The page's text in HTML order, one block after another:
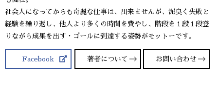
社会人になってからも奇麗な仕事は、出来ませんが、泥臭く失敗と
経験を繰り返し、他人より多くの時間を費やし、階段を１段１段登
りながら成果を出す・ゴールに到達する姿勢がモットーです。
Facebook 著者について お問い合わせ